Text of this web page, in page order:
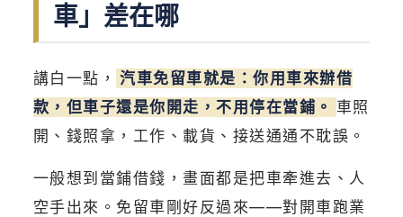
車」差在哪
講白一點，
汽車免留車就是：你用車來辦借
款，但車子還是你開走，不用停在當鋪。 車照
開、錢照拿，工作、載貨、接送通通不耽誤。
一般想到當鋪借錢，畫面都是把車牽進去、人
空手出來。免留車剛好反過來——對開車跑業